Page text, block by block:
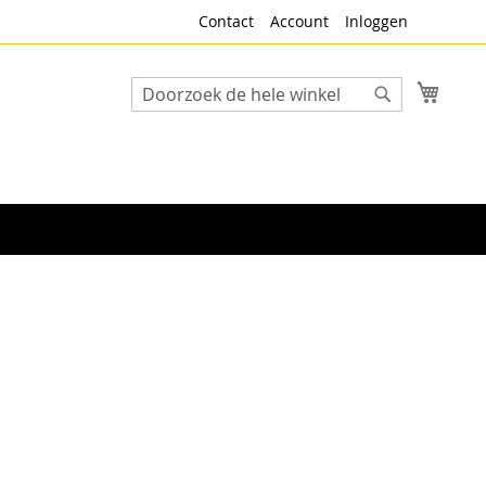
Contact Account Inloggen
Search